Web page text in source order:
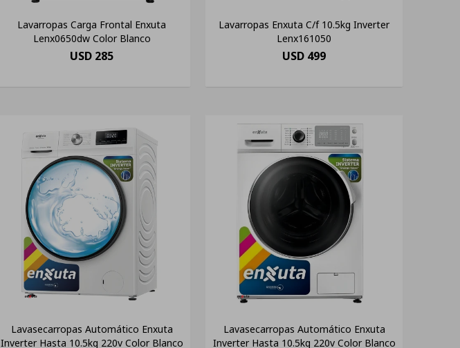
Lavarropas Carga Frontal Enxuta
Lenx0650dw Color Blanco
USD 285
Lavarropas Enxuta C/f 10.5kg Inverter
Lenx161050
USD 499
Lavasecarropas Automático Enxuta
Inverter Hasta 10.5kg 220v Color Blanco
Lavasecarropas Automático Enxuta
Inverter Hasta 10.5kg 220v Color Blanco